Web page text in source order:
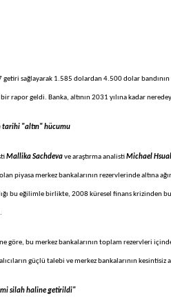
getiri sağlayarak 1.585 dolardan 4.500 dolar
rapor geldi. Banka, altının 2031 yılına kadar
tarihi "altın" hücumu
Mallika Sachdevave araştırma analistiMichael
piyasa merkez bankalarının rezervlerinde altına
bu eğilimle birlikte, 2008 küresel finans krizinden
göre, bu merkez bankalarının toplam rezervleri
güçlü talebi ve merkez bankalarının
silah haline getirildi"